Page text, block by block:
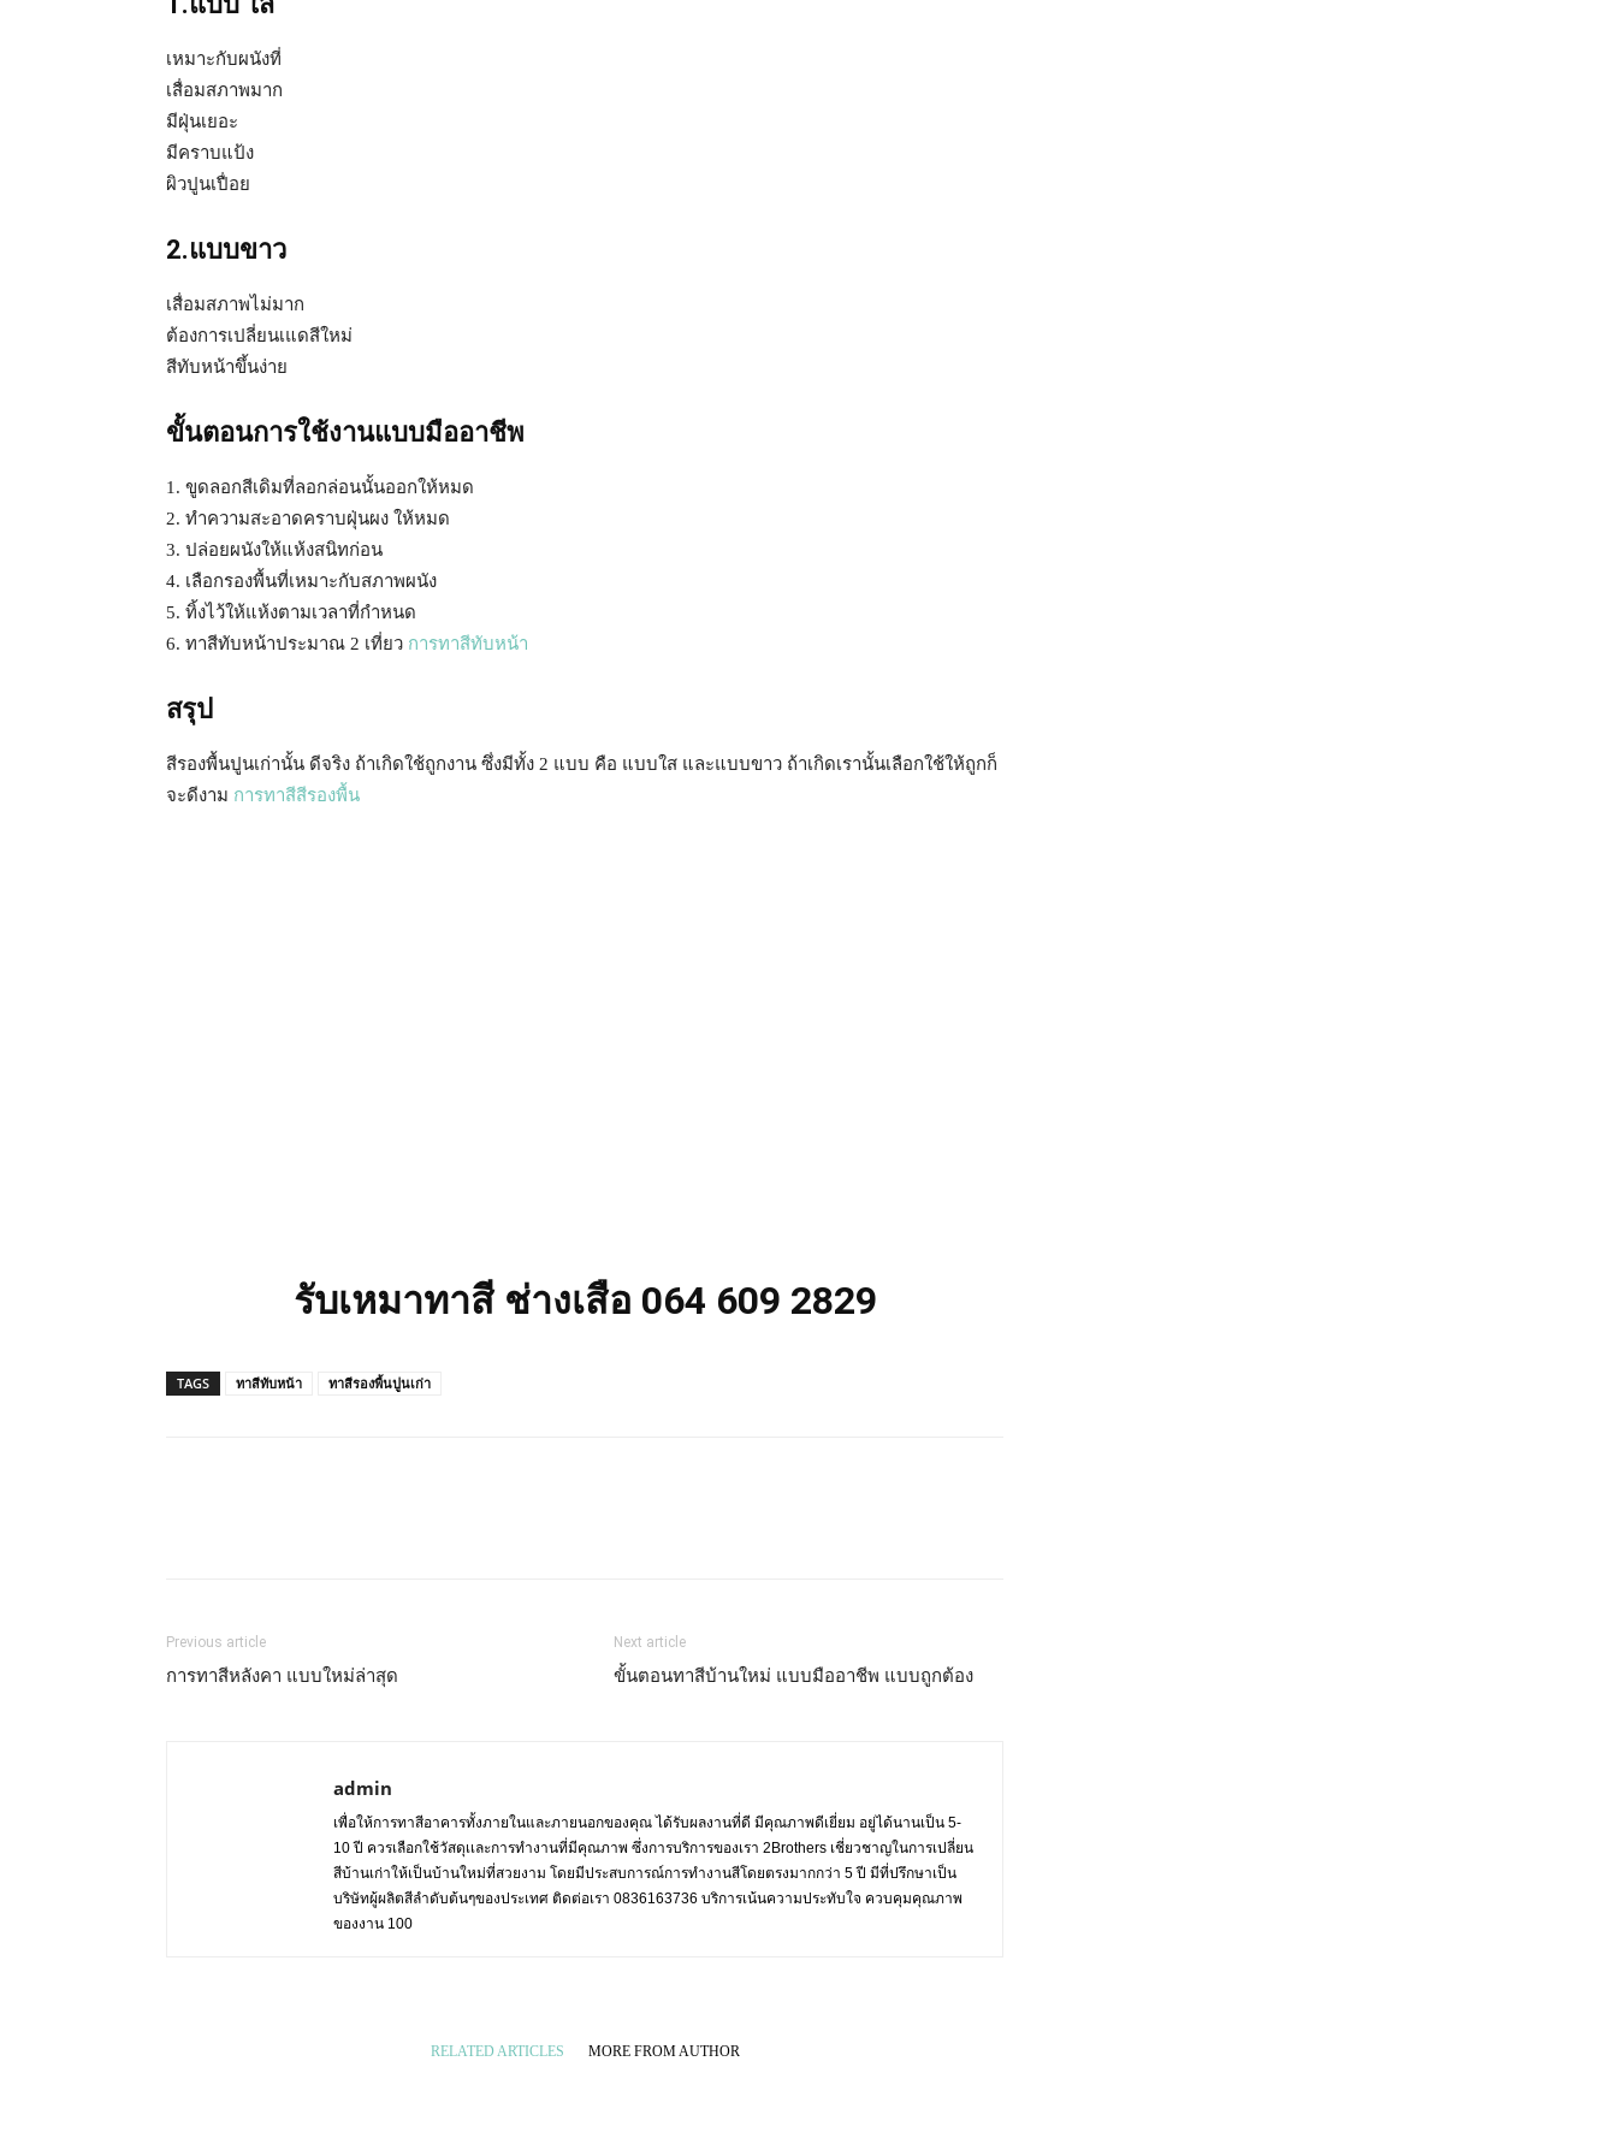
เหมาะกับผนังที่
เสื่อมสภาพมาก
มีฝุ่นเยอะ
มีคราบแป้ง
ผิวปูนเปื่อย
2.แบบขาว
เสื่อมสภาพไม่มาก
ต้องการเปลี่ยนเแดสีใหม่
สีทับหน้าขึ้นง่าย
ขั้นตอนการใช้งานแบบมืออาชีพ
1. ขูดลอกสีเดิมที่ลอกล่อนนั้นออกให้หมด
2. ทำความสะอาดคราบฝุ่นผง ให้หมด
3. ปล่อยผนังให้แห้งสนิทก่อน
4. เลือกรองพื้นที่เหมาะกับสภาพผนัง
5. ทิ้งไว้ให้แห้งตามเวลาที่กำหนด
6. ทาสีทับหน้าประมาณ 2 เที่ยว การทาสีทับหน้า
สรุป
สีรองพื้นปูนเก่านั้น ดีจริง ถ้าเกิดใช้ถูกงาน ซึ่งมีทั้ง 2 แบบ คือ แบบใส และแบบขาว ถ้าเกิดเรานั้นเลือกใช้ให้ถูกก็
จะดีงาม การทาสีสีรองพื้น
รับเหมาทาสี ช่างเสือ 064 609 2829
TAGS ทาสีทับหน้า ทาสีรองพื้นปูนเก่า
Previous article
การทาสีหลังคา แบบใหม่ล่าสุด
Next article
ขั้นตอนทาสีบ้านใหม่ แบบมืออาชีพ แบบถูกต้อง
admin
เพื่อให้การทาสีอาคารทั้งภายในและภายนอกของคุณ ได้รับผลงานที่ดี มีคุณภาพดีเยี่ยม อยู่ได้นานเป็น 5-
10 ปี ควรเลือกใช้วัสดุเเละการทำงานที่มีคุณภาพ ซึ่งการบริการของเรา 2Brothers เชี่ยวชาญในการเปลี่ยน
สีบ้านเก่าให้เป็นบ้านใหม่ที่สวยงาม โดยมีประสบการณ์การทำงานสีโดยตรงมากกว่า 5 ปี มีที่ปรึกษาเป็น
บริษัทผู้ผลิตสีลำดับต้นๆของประเทศ ติดต่อเรา 0836163736 บริการเน้นความประทับใจ ควบคุมคุณภาพ
ของงาน 100
RELATED ARTICLES MORE FROM AUTHOR